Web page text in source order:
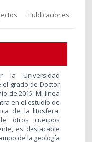
Publicaciones
la Universidad
el grado de Doctor
de 2015. Mi línea
en el estudio de
de la litosfera,
otros cuerpos
es destacable
de la geología